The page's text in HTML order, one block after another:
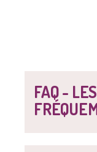
FAQ -